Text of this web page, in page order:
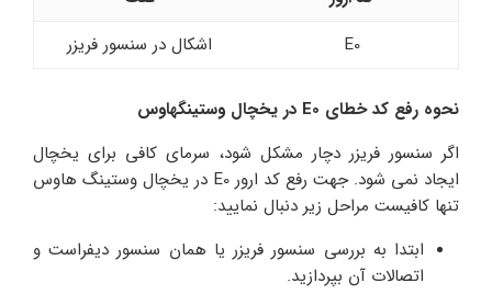
E0
اشکال در سنسور فریزر
نحوه رفع کد خطای E0 در یخچال وستینگهاوس
اگر سنسور فریزر دچار مشکل شود، سرمای کافی برای یخچال
ایجاد نمی شود. جهت رفع کد ارور E0 در یخچال وستینگ هاوس
تنها کافیست مراحل زیر دنبال نمایید:
ابتدا به بررسی سنسور فریزر یا همان سنسور دیفراست و
اتصالات آن بپردازید.